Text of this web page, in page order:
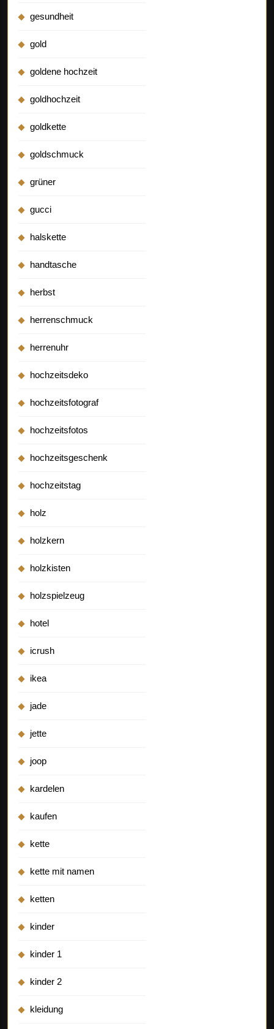
gesundheit
gold
goldene hochzeit
goldhochzeit
goldkette
goldschmuck
grüner
gucci
halskette
handtasche
herbst
herrenschmuck
herrenuhr
hochzeitsdeko
hochzeitsfotograf
hochzeitsfotos
hochzeitsgeschenk
hochzeitstag
holz
holzkern
holzkisten
holzspielzeug
hotel
icrush
ikea
jade
jette
joop
kardelen
kaufen
kette
kette mit namen
ketten
kinder
kinder 1
kinder 2
kleidung